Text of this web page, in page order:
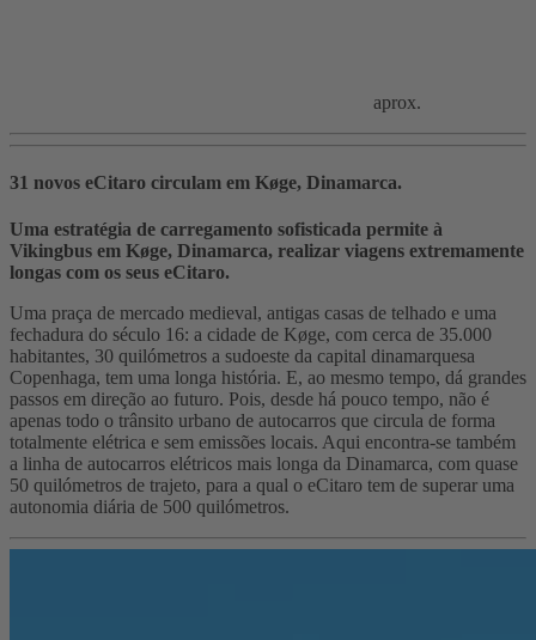
aprox.
31 novos eCitaro circulam em Køge, Dinamarca.
Uma estratégia de carregamento sofisticada permite à
Vikingbus em Køge, Dinamarca, realizar viagens extremamente
longas com os seus eCitaro.
Uma praça de mercado medieval, antigas casas de telhado e uma
fechadura do século 16: a cidade de Køge, com cerca de 35.000
habitantes, 30 quilómetros a sudoeste da capital dinamarquesa
Copenhaga, tem uma longa história. E, ao mesmo tempo, dá grandes
passos em direção ao futuro. Pois, desde há pouco tempo, não é
apenas todo o trânsito urbano de autocarros que circula de forma
totalmente elétrica e sem emissões locais. Aqui encontra-se também
a linha de autocarros elétricos mais longa da Dinamarca, com quase
50 quilómetros de trajeto, para a qual o eCitaro tem de superar uma
autonomia diária de 500 quilómetros.